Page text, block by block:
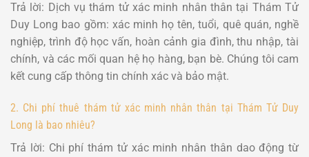
Trả lời: Dịch vụ thám tử xác minh nhân thân tại Thám Tử
Duy Long bao gồm: xác minh họ tên, tuổi, quê quán, nghề
nghiệp, trình độ học vấn, hoàn cảnh gia đình, thu nhập, tài
chính, và các mối quan hệ họ hàng, bạn bè. Chúng tôi cam
kết cung cấp thông tin chính xác và bảo mật.
2. Chi phí thuê thám tử xác minh nhân thân tại Thám Tử Duy
Long là bao nhiêu?
Trả lời: Chi phí thám tử xác minh nhân thân dao động từ